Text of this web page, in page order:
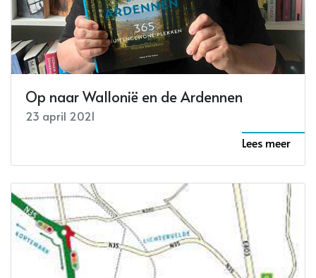
Op naar Wallonië en de Ardennen
23 april 2021
Lees meer